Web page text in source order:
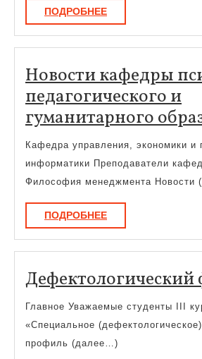
ПОДРОБНЕЕПОДРОБНЕЕ
Новости кафедры
педагогического и
гуманитарного
Кафедра управления, экономики и
информатики Преподаватели
Философия менеджмента Новости
ПОДРОБНЕЕПОДРОБНЕЕ
Дефектологический
Главное Уважаемые студенты III
«Специальное
профиль (далее…)